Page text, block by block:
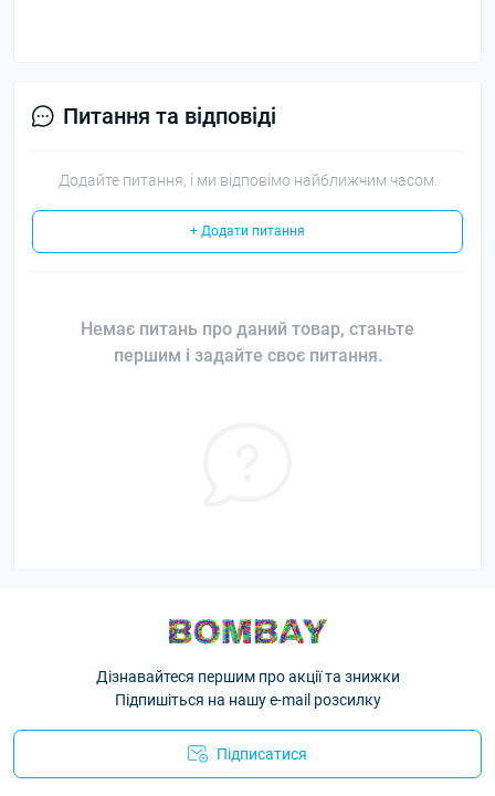
Питання та відповіді
Додайте питання, і ми відповімо найближчим часом.
+ Додати питання
Немає питань про даний товар, станьте
першим і задайте своє питання.
Дізнавайтеся першим про акції та знижки
Підпишіться на нашу e-mail розсилку
Підписатися